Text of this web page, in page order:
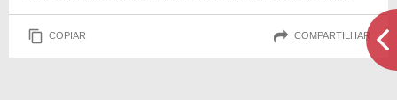
COPIAR COMPARTILHAR